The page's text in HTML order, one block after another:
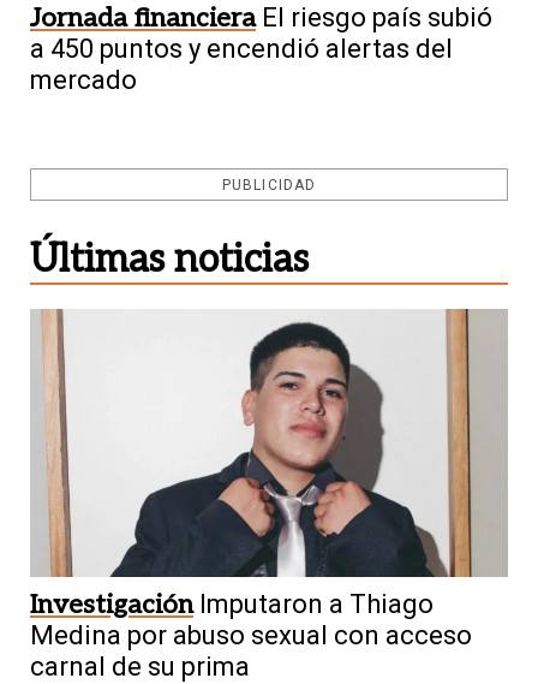
Jornada financiera El riesgo país subió
a 450 puntos y encendió alertas del
mercado
PUBLICIDAD
Últimas noticias
Investigación Imputaron a Thiago
Medina por abuso sexual con acceso
carnal de su prima